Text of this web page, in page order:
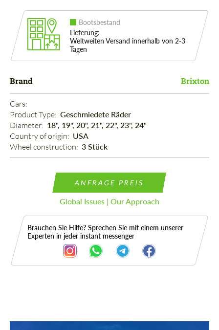
Bootsbestand
Lieferung:
Weltweiten Versand innerhalb von 2-3
Tagen
Brand Brixton
Cars:
Product Type: Geschmiedete Räder
Diameter: 18", 19", 20", 21", 22", 23", 24"
Country of origin: USA
Wheel construction: 3 Stück
ANFRAGE PREIS
Global Issues | Our Approach
Brauchen Sie Hilfe? Sprechen Sie mit einem unserer
Experten in jeder instant messenger